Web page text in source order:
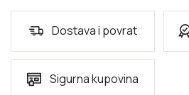
Dostava i povrat
Sigurna kupovina